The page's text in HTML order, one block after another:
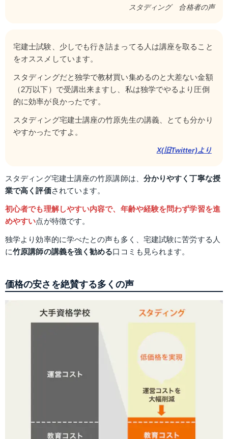
スタディング　合格者の声
宅建士試験、少しでも行き詰まってる人は講座を取ること
をオススメしています。
スタディングだと独学で教材買い集めるのと大差ない金額
（2万以下）で受講出来ますし、私は独学でやるより圧倒
的に効率が良かったです。
スタディング宅建士講座の竹原先生の講義、とても分かり
やすかったですよ。
X(旧Twitter)より
スタディング宅建士講座の竹原講師は、 分かりやすく丁寧な授
業で高く評価されています。
初心者でも理解しやすい内容で、年齢や経験を問わず学習を進
めやすい点が特徴です。
独学より効率的に学べたとの声も多く、宅建試験に苦労する人
に竹原講師の講義を強く勧める口コミも見られます。
価格の安さを絶賛する多くの声